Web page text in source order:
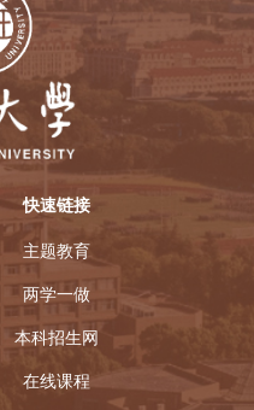
快速链接
主题教育
两学一做
本科招生网
在线课程